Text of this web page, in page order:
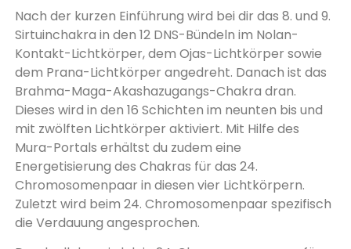
Nach der kurzen Einführung wird bei dir das 8. und 9.
Sirtuinchakra in den 12 DNS-Bündeln im Nolan-
Kontakt-Lichtkörper, dem Ojas-Lichtkörper sowie
dem Prana-Lichtkörper angedreht. Danach ist das
Brahma-Maga-Akashazugangs-Chakra dran.
Dieses wird in den 16 Schichten im neunten bis und
mit zwölften Lichtkörper aktiviert. Mit Hilfe des
Mura-Portals erhältst du zudem eine
Energetisierung des Chakras für das 24.
Chromosomenpaar in diesen vier Lichtkörpern.
Zuletzt wird beim 24. Chromosomenpaar spezifisch
die Verdauung angesprochen.